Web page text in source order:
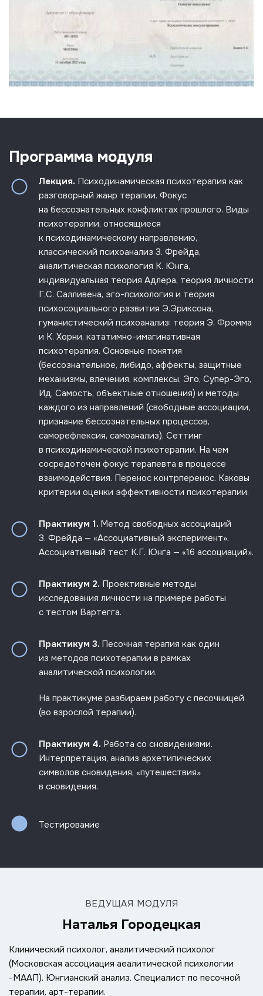
Программа модуля
Лекция. Психодинамическая психотерапия как
разговорный жанр терапии. Фокус
на бессознательных конфликтах прошлого. Виды
психотерапии, относящиеся
к психодинамическому направлению,
классический психоанализ З. Фрейда,
аналитическая психология К. Юнга,
индивидуальная теория Адлера, теория личности
Г.С. Салливена, эго-психология и теория
психосоциального развития Э.Эриксона,
гуманистический психоанализ: теория Э. Фромма
и К. Хорни, кататимно-имагинативная
психотерапия. Основные понятия
(бессознательное, либидо, аффекты, защитные
механизмы, влечения, комплексы, Эго, Супер-Эго,
Ид, Самость, объектные отношения) и методы
каждого из направлений (свободные ассоциации,
признание бессознательных процессов,
саморефлексия, самоанализ). Сеттинг
в психодинамической психотерапии. На чем
сосредоточен фокус терапевта в процессе
взаимодействия. Перенос контрперенос. Каковы
критерии оценки эффективности психотерапии.
Практикум 1. Метод свободных ассоциаций
З. Фрейда — «Ассоциативный эксперимент».
Ассоциативный тест К.Г. Юнга — «16 ассоциаций».
Практикум 2. Проективные методы
исследования личности на примере работы
с тестом Вартегга.
Практикум 3. Песочная терапия как один
из методов психотерапии в рамках
аналитической психологии.
На практикуме разбираем работу с песочницей
(во взрослой терапии).
Практикум 4. Работа со сновидениями.
Интерпретация, анализ архетипических
символов сновидения, «путешествия»
в сновидения.
Тестирование
ВЕДУЩАЯ МОДУЛЯ
Наталья Городецкая
Клинический психолог, аналитический психолог
(Московская ассоциация аеалитической психологии
-МААП). Юнгианский анализ. Специалист по песочной
терапии, арт-терапии.